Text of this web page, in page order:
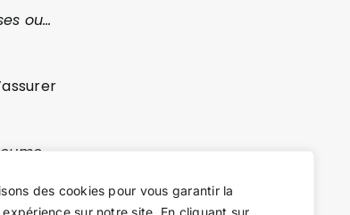
des cookies pour vous garantir la
expérience sur notre site. En cliquant sur
ou…